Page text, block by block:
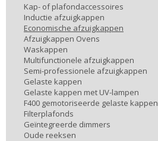
Kap- of plafondaccessoires
Inductie afzuigkappen
Economische afzuigkappen
Afzuigkappen Ovens
Waskappen
Multifunctionele afzuigkappen
Semi-professionele afzuigkappen
Gelaste kappen
Gelaste kappen met UV-lampen
F400 gemotoriseerde gelaste kappen
Filterplafonds
Geïntegreerde dimmers
Oude reeksen